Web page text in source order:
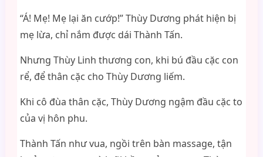
“Á! Mẹ! Mẹ lại ăn cướp!” Thùy Dương phát hiện bị
mẹ lừa, chỉ nắm được dái Thành Tấn.
Nhưng Thùy Linh thương con, khi bú đầu cặc con
rể, để thân cặc cho Thùy Dương liếm.
Khi cô đùa thân cặc, Thùy Dương ngậm đầu cặc to
của vị hôn phu.
Thành Tấn như vua, ngồi trên bàn massage, tận